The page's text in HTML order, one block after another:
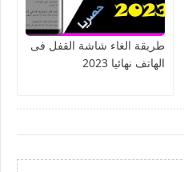
طريقة الغاء شاشة القفل فى
الهاتف نهائيا 2023